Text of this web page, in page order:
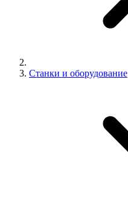
Станки и оборудование